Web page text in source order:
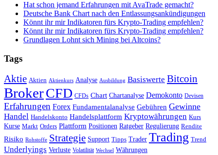
Hat schon jemand Erfahrungen mit AvaTrade gemacht?
Deutsche Bank Chart nach den Entlassungsankündigungen
Könnt ihr mir Indikatoren fürs Krypto-Trading empfehlen?
Könnt ihr mir Indikatoren fürs Krypto-Trading empfehlen?
Grundlagen Lohnt sich Mining bei Altcoins?
Tags
Aktie Aktien Aktienkurs Analyse Ausbildung Basiswerte Bitcoin
BrokerCFD CFDs Chart Chartanalyse Demokonto Devisen
Erfahrungen Forex Fundamentalanalyse Gebühren Gewinne
Handel Handelskonto Handelsplattform Kryptowährungen Kurs
Kurse Markt Orders Plattform Positionen Ratgeber Regulierung Rendite
Risiko Rohstoffe Strategie Support Tipps Trader Trading Trend
Underlyings Verluste Volatilität Wechsel Währungen